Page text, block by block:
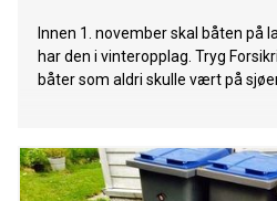
Innen 1. november skal båten på
har den i vinteropplag. Tryg
båter som aldri skulle vært på